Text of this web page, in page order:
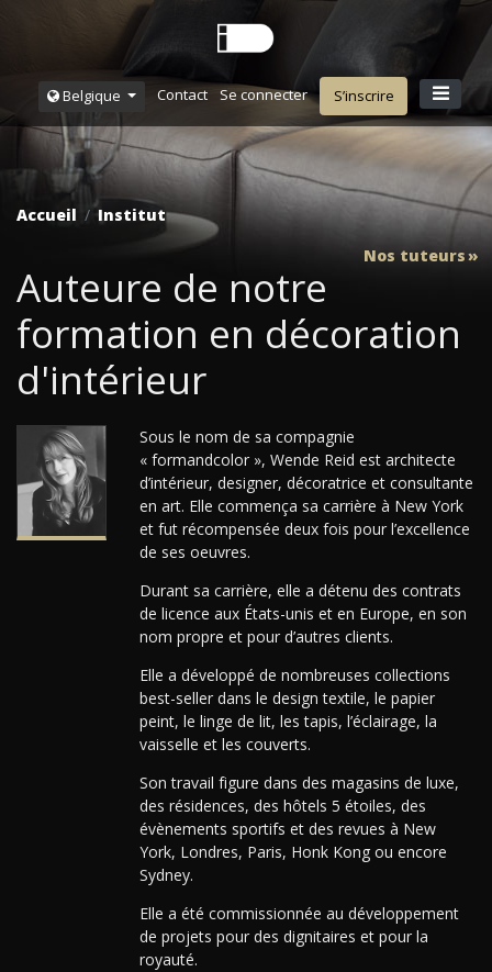
Belgique Contact Se connecter S’inscrire
Accueil
Institut
Nos tuteurs
Auteure de notre
formation en décoration
d'intérieur
Sous le nom de sa compagnie
« formandcolor », Wende Reid est architecte
d’intérieur, designer, décoratrice et consultante
en art. Elle commença sa carrière à New York
et fut récompensée deux fois pour l’excellence
de ses oeuvres.
Durant sa carrière, elle a détenu des contrats
de licence aux États-unis et en Europe, en son
nom propre et pour d’autres clients.
Elle a développé de nombreuses collections
best-seller dans le design textile, le papier
peint, le linge de lit, les tapis, l’éclairage, la
vaisselle et les couverts.
Son travail figure dans des magasins de luxe,
des résidences, des hôtels 5 étoiles, des
évènements sportifs et des revues à New
York, Londres, Paris, Honk Kong ou encore
Sydney.
Elle a été commissionnée au développement
de projets pour des dignitaires et pour la
royauté.